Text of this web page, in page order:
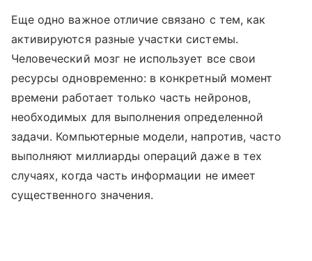
Еще одно важное отличие связано с тем, как
активируются разные участки системы.
Человеческий мозг не использует все свои
ресурсы одновременно: в конкретный момент
времени работает только часть нейронов,
необходимых для выполнения определенной
задачи. Компьютерные модели, напротив, часто
выполняют миллиарды операций даже в тех
случаях, когда часть информации не имеет
существенного значения.